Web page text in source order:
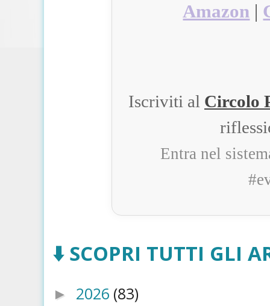
Amazon |
Iscriviti al Circolo
Entra nel
⬇️ SCOPRI TUTTI GLI
► 2026 (83)